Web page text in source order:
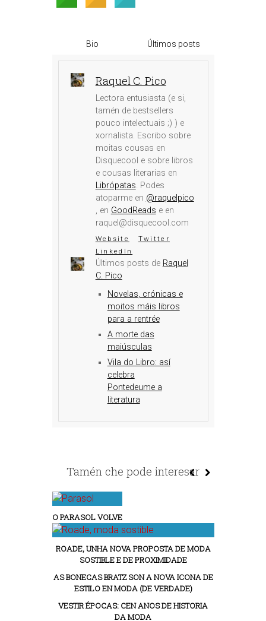
Bio Últimos posts
Raquel C. Pico
Lectora entusiasta (e si,
tamén de bestsellers
pouco intelectuais ;) ) e
xornalista. Escribo sobre
moitas cousas en
Disquecool e sobre libros
e cousas literarias en
Librópatas. Podes
atoparme en @raquelpico
, en GoodReads e en
raquel@disquecool.com
Website
Twitter
LinkedIn
Últimos posts de Raquel
C. Pico
Novelas, crónicas e
moitos máis libros
para a rentrée
A morte das
maiúsculas
Vila do Libro: así
celebra
Pontedeume a
literatura
Tamén che pode interesar
O PARASOL VOLVE
ROADE, UNHA NOVA PROPOSTA DE MODA
SOSTIBLE E DE PROXIMIDADE
AS BONECAS BRATZ SON A NOVA ICONA DE
ESTILO EN MODA (DE VERDADE)
VESTIR ÉPOCAS: CEN ANOS DE HISTORIA
DA MODA